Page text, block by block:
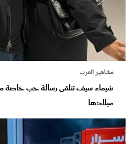
مشاهير العرب
شيماء سيف تتلقى رسالة حب خاصة
ميلادها